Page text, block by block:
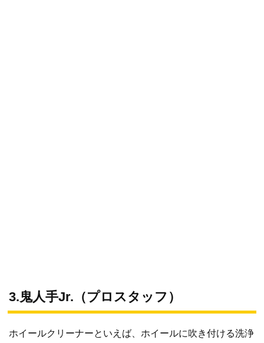
3.鬼人手Jr.（プロスタッフ）
ホイールクリーナーといえば、ホイールに吹き付ける洗浄